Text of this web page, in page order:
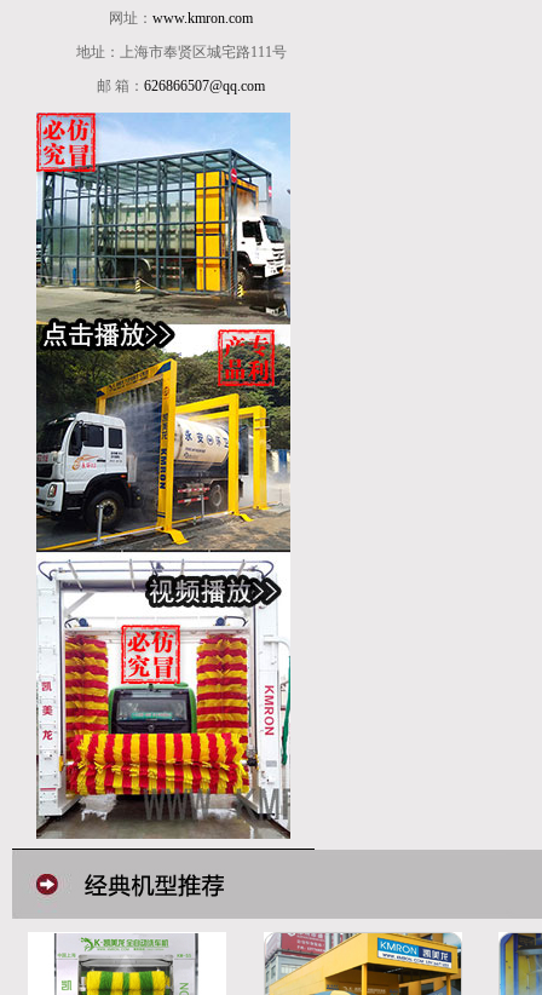
网址：www.kmron.com
地址：上海市奉贤区城宅路111号
邮 箱：626866507@qq.com